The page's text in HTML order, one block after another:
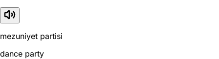
mezuniyet partisi
dance party